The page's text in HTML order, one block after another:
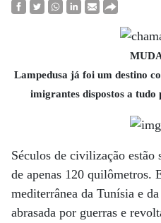
Lampedusa já foi um destino
imigrantes dispostos a
Séculos de civilização estão
de apenas 120 quilômetros.
mediterrânea da Tunísia e
abrasada por guerras e